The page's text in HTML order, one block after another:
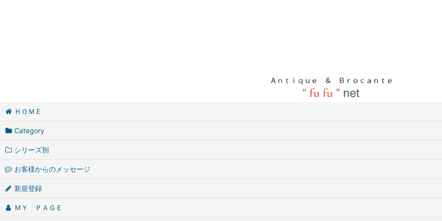
ＨＯＭＥ
Category
シリーズ別
お客様からのメッセージ
新規登録
ＭＹ ＰＡＧＥ